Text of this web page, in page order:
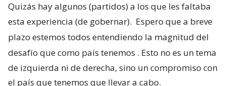
Quizás hay algunos (partidos) a los que les faltaba
esta experiencia (de gobernar). Espero que a breve
plazo estemos todos entendiendo la magnitud del
desafío que como país tenemos . Esto no es un tema
de izquierda ni de derecha, sino un compromiso con
el país que tenemos que llevar a cabo.